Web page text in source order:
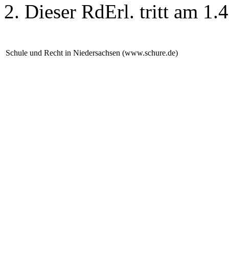
2. Dieser RdErl. tritt am
Schule und Recht in Niedersachsen (www.schure.de)